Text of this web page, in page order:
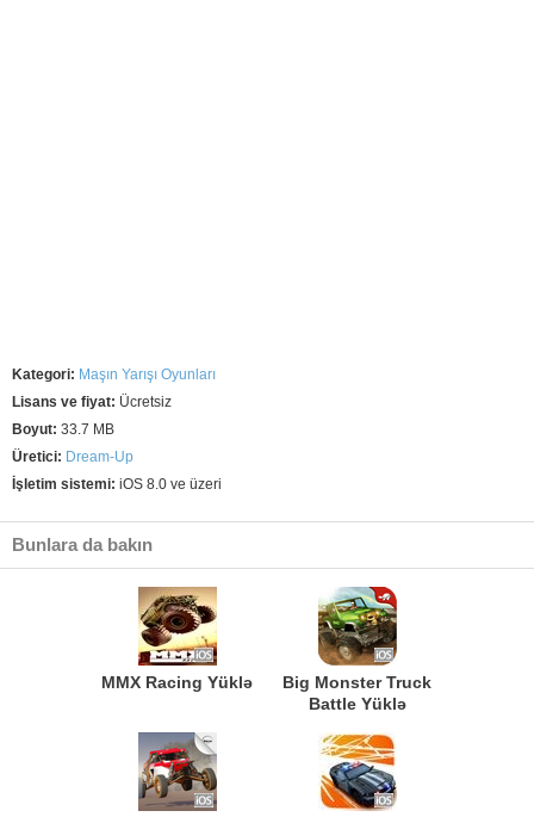
Kategori: Maşın Yarışı Oyunları
Lisans ve fiyat: Ücretsiz
Boyut: 33.7 MB
Üretici: Dream-Up
İşletim sistemi: iOS 8.0 ve üzeri
Bunlara da bakın
MMX Racing Yüklə
Big Monster Truck
Battle Yüklə